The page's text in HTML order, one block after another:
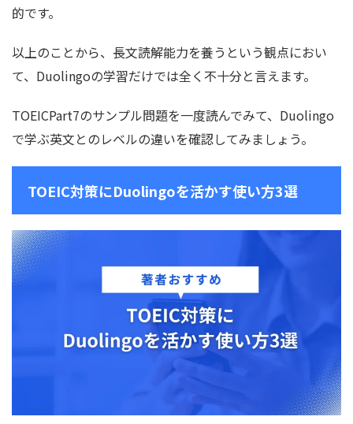
的です。
以上のことから、長文読解能力を養うという観点におい
て、Duolingoの学習だけでは全く不十分と言えます。
TOEICPart7のサンプル問題を一度読んでみて、Duolingo
で学ぶ英文とのレベルの違いを確認してみましょう。
TOEIC対策にDuolingoを活かす使い方3選